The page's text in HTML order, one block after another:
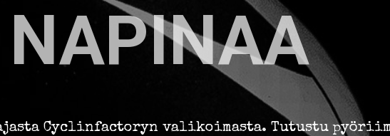
NAPINAA
Cyclinfactoryn valikoimasta. Tutustu